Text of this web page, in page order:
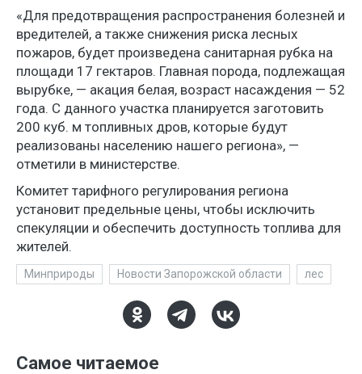
«Для предотвращения распространения болезней и
вредителей, а также снижения риска лесных
пожаров, будет произведена санитарная рубка на
площади 17 гектаров. Главная порода, подлежащая
вырубке, — акация белая, возраст насаждения — 52
года. С данного участка планируется заготовить
200 куб. м топливных дров, которые будут
реализованы населению нашего региона», —
отметили в министерстве.
Комитет тарифного регулирования региона
установит предельные цены, чтобы исключить
спекуляции и обеспечить доступность топлива для
жителей.
Минприроды Новости Запорожской области лес
Самое читаемое